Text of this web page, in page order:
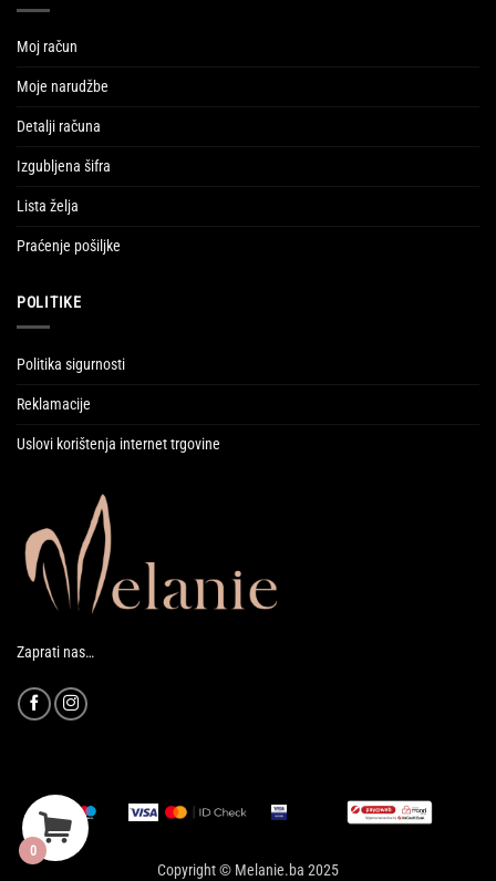
Moj račun
Moje narudžbe
Detalji računa
Izgubljena šifra
Lista želja
Praćenje pošiljke
POLITIKE
Politika sigurnosti
Reklamacije
Uslovi korištenja internet trgovine
Zaprati nas…
Copyright © Melanie.ba 2025
0